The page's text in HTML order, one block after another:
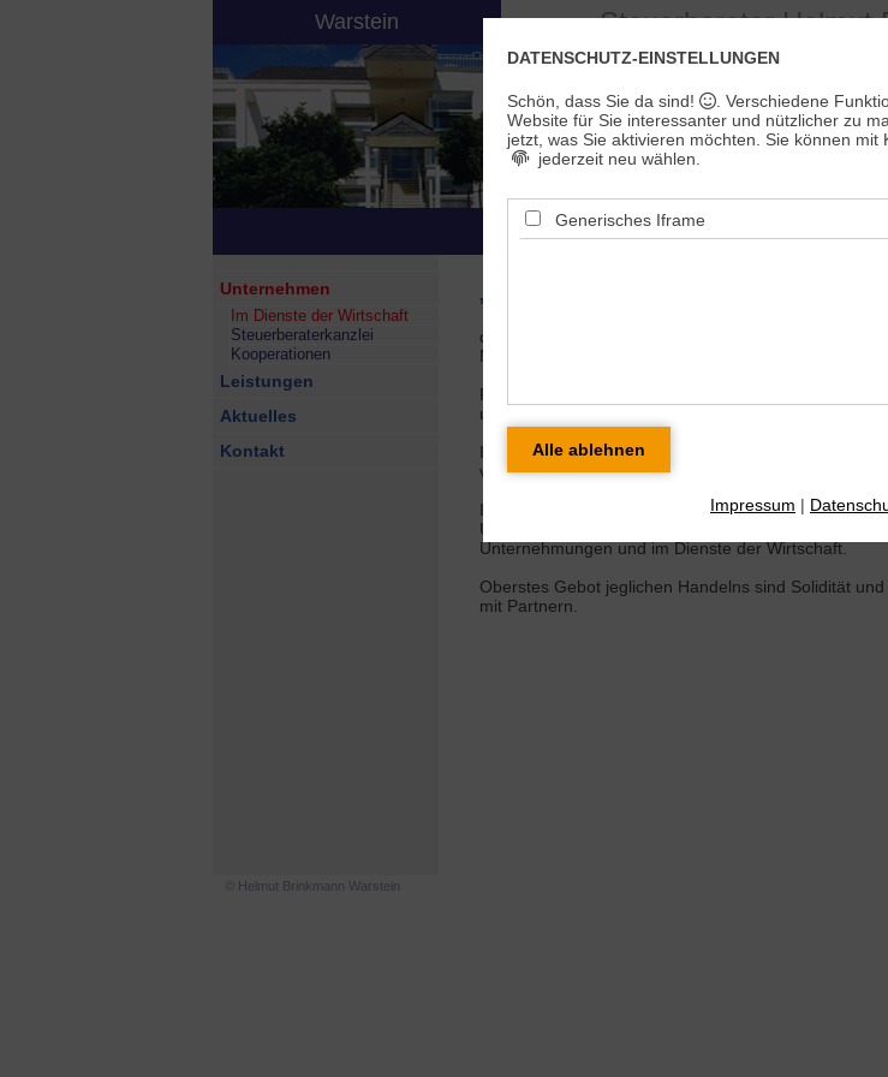
Warstein Steuerberater Helmut
Mittelständische
Unternehmen
International
tätige Unternehmen
Unternehmen
Im Dienste der Wirtschaft
Steuerberaterkanzlei
Kooperationen
Leistungen
Aktuelles
Kontakt
„Im Dienste der Wirtschaft...“
diesem Grundsatz sind alle Bemühungen um eine
Mandantschaft untergeordnet.
Flexibilität und Kreativität, aber auch Individualität
und dauerhaften Partnerschaft führen.
In Zeiten sich häufig ändernder wirtschaftlicher und
vorausschauende strategische Beratung wichtiger
In diesem Prozeß der unternehmerischen
Umsetzung werden Sie von einem Beratungsteam
Unternehmungen und im Dienste der Wirtschaft.
Oberstes Gebot jeglichen Handelns sind Solidität
mit Partnern.
© Helmut Brinkmann Warstein
DATENSCHUTZ-EINSTELLUNGEN
Schön, dass Sie da sind!
. Verschiedene
Website für Sie interessanter und nützlicher zu
jetzt, was Sie aktivieren möchten. Sie können mit
jederzeit neu wählen.
Generisches Iframe
Impressum |